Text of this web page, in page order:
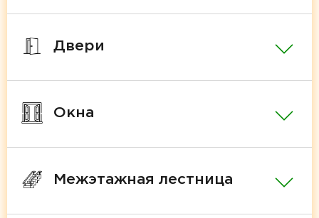
Двери
Окна
Межэтажная лестница